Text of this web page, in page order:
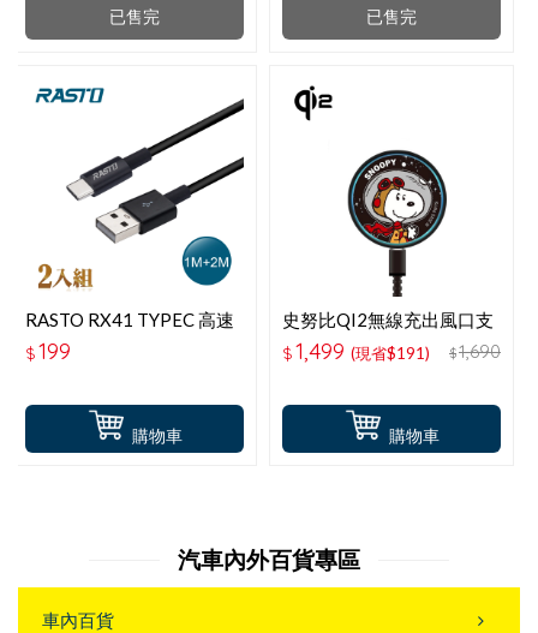
已售完 已售完
購物車
RASTO RX41 TYPEC 高速
QC3.0充電傳輸線雙入組
1M＋2M
$199
購物車
史努比QI2無線充出風口支
架-太空
$1,499 (現省$191) $1,690
汽車內外百貨專區
車內百貨